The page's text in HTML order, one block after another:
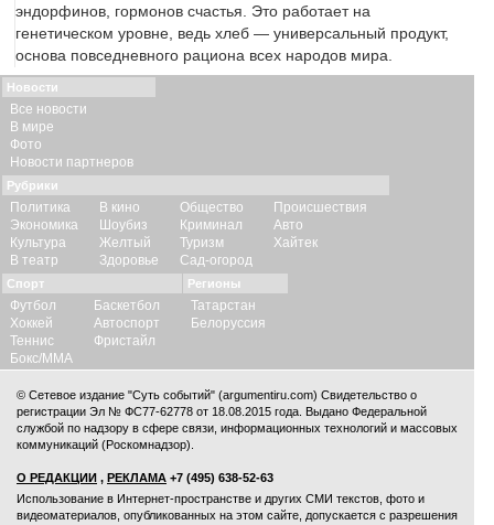
эндорфинов, гормонов счастья. Это работает на
генетическом уровне, ведь хлеб — универсальный продукт,
основа повседневного рациона всех народов мира.
Новости
Все новости
В мире
Фото
Новости партнеров
Рубрики
Политика
Экономика
Культура
В театр
В кино
Шоубиз
Желтый
Здоровье
Общество
Криминал
Туризм
Сад-огород
Происшествия
Авто
Хайтек
Спорт
Футбол
Хоккей
Теннис
Бокс/ММА
Баскетбол
Автоспорт
Фристайл
Регионы
Татарстан
Белоруссия
© Сетевое издание "Суть событий" (argumentiru.com) Свидетельство о
регистрации Эл № ФС77-62778 от 18.08.2015 года. Выдано Федеральной
службой по надзору в сфере связи, информационных технологий и массовых
коммуникаций (Роскомнадзор).
О РЕДАКЦИИ , РЕКЛАМА +7 (495) 638-52-63
Использование в Интернет-пространстве и других СМИ текстов, фото и
видеоматериалов, опубликованных на этом сайте, допускается с разрешения